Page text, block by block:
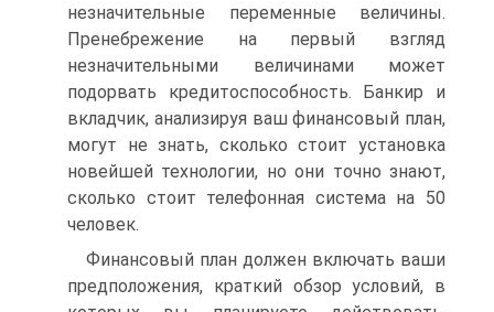
незначительные переменные величины.
Пренебрежение на первый взгляд
незначительными величинами может
подорвать кредитоспособность. Банкир и
вкладчик, анализируя ваш финансовый план,
могут не знать, сколько стоит установка
новейшей технологии, но они точно знают,
сколько стоит телефонная система на 50
человек.
Финансовый план должен включать ваши
предположения, краткий обзор условий, в